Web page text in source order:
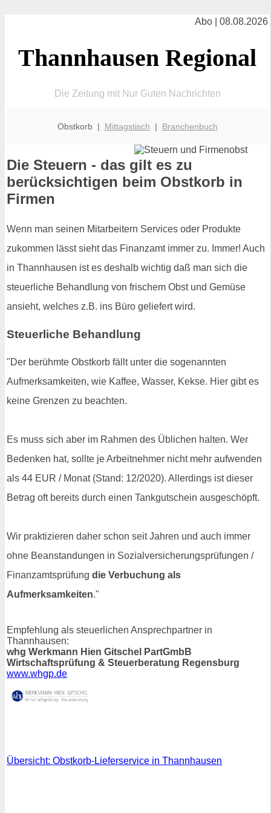
Abo | 08.08.2026
Thannhausen Regional
Die Zeitung mit Nur Guten Nachrichten
Obstkorb | Mittagstisch | Branchenbuch
Die Steuern - das gilt es zu
berücksichtigen beim Obstkorb in
Firmen
Wenn man seinen Mitarbeitern Services oder Produkte
zukommen lässt sieht das Finanzamt immer zu. Immer! Auch
in Thannhausen ist es deshalb wichtig daß man sich die
steuerliche Behandlung von frischem Obst und Gemüse
ansieht, welches z.B. ins Büro geliefert wird.
Steuerliche Behandlung
"Der berühmte Obstkorb fällt unter die sogenannten
Aufmerksamkeiten, wie Kaffee, Wasser, Kekse. Hier gibt es
keine Grenzen zu beachten.
Es muss sich aber im Rahmen des Üblichen halten. Wer
Bedenken hat, sollte je Arbeitnehmer nicht mehr aufwenden
als 44 EUR / Monat (Stand: 12/2020). Allerdings ist dieser
Betrag oft bereits durch einen Tankgutschein ausgeschöpft.
Wir praktizieren daher schon seit Jahren und auch immer
ohne Beanstandungen in Sozialversicherungsprüfungen /
Finanzamtsprüfung die Verbuchung als
Aufmerksamkeiten."
Empfehlung als steuerlichen Ansprechpartner in
Thannhausen:
whg Werkmann Hien Gitschel PartGmbB
Wirtschaftsprüfung & Steuerberatung Regensburg
www.whgp.de
Übersicht: Obstkorb-Lieferservice in Thannhausen